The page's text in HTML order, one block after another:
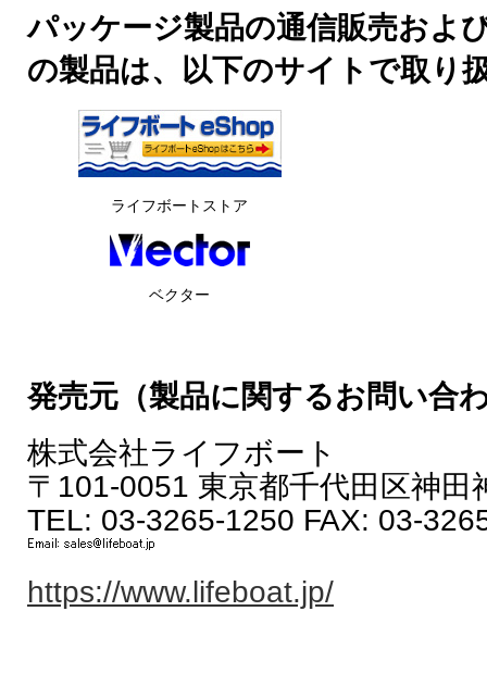
パッケージ製品の通信販売およ
の製品は、以下のサイトで取り
ライフボートストア
ベクター
発売元（製品に関するお問い合
株式会社ライフボート
〒101-0051 東京都千代田区神田
TEL: 03-3265-1250 FAX: 03-
https://www.lifeboat.jp/